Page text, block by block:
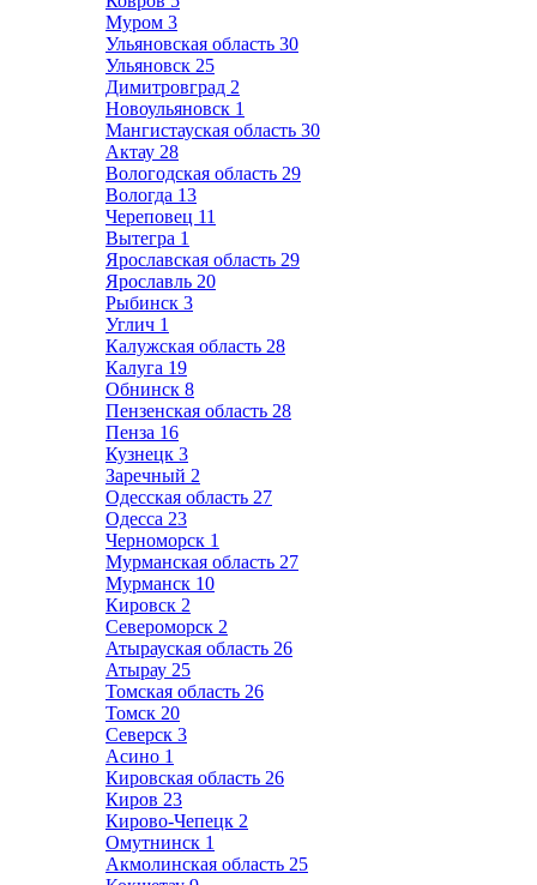
Муром 3
Ульяновская область 30
Ульяновск 25
Димитровград 2
Новоульяновск 1
Мангистауская область 30
Актау 28
Вологодская область 29
Вологда 13
Череповец 11
Вытегра 1
Ярославская область 29
Ярославль 20
Рыбинск 3
Углич 1
Калужская область 28
Калуга 19
Обнинск 8
Пензенская область 28
Пенза 16
Кузнецк 3
Заречный 2
Одесская область 27
Одесса 23
Черноморск 1
Мурманская область 27
Мурманск 10
Кировск 2
Североморск 2
Атырауская область 26
Атырау 25
Томская область 26
Томск 20
Северск 3
Асино 1
Кировская область 26
Киров 23
Кирово-Чепецк 2
Омутнинск 1
Акмолинская область 25